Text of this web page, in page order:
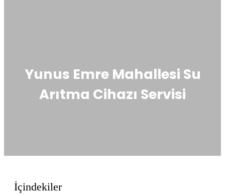
Yunus Emre Mahallesi Su
Arıtma Cihazı Servisi
İçindekiler